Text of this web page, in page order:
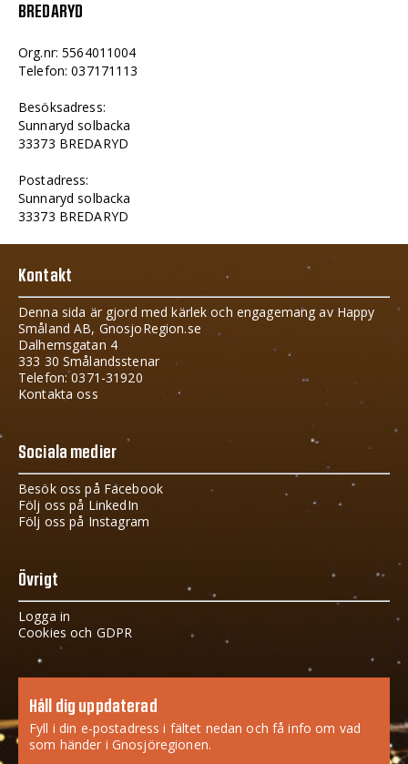
BREDARYD
Org.nr: 5564011004
Telefon: 037171113
Besöksadress:
Sunnaryd solbacka
33373 BREDARYD
Postadress:
Sunnaryd solbacka
33373 BREDARYD
Kontakt
Denna sida är gjord med kärlek och engagemang av Happy
Småland AB, GnosjoRegion.se
Dalhemsgatan 4
333 30 Smålandsstenar
Telefon: 0371-31920
Kontakta oss
Sociala medier
Besök oss på Facebook
Följ oss på LinkedIn
Följ oss på Instagram
Övrigt
Logga in
Cookies och GDPR
Håll dig uppdaterad
Fyll i din e-postadress i fältet nedan och få info om vad
som händer i Gnosjöregionen.